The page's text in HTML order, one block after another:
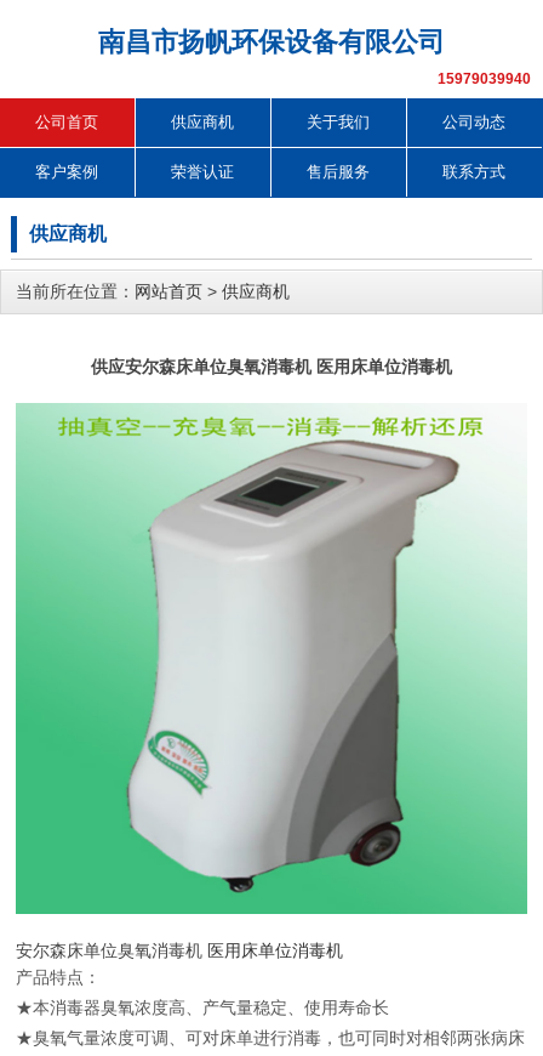
南昌市扬帆环保设备有限公司
15979039940
公司首页 供应商机 关于我们 公司动态
客户案例 荣誉认证 售后服务 联系方式
供应商机
当前所在位置： 网站首页 > 供应商机
供应安尔森床单位臭氧消毒机 医用床单位消毒机
安尔森床单位臭氧消毒机 医用床单位消毒机
产品特点：
★本消毒器臭氧浓度高、产气量稳定、使用寿命长
★臭氧气量浓度可调、可对床单进行消毒，也可同时对相邻两张病床